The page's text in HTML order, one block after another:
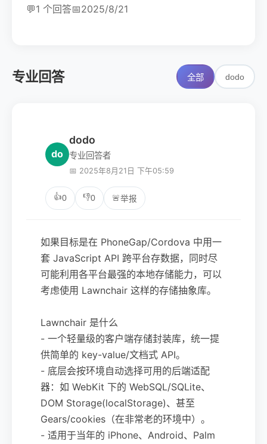
💬1 个回答📅2025/8/21
专业回答 全部 dodo
do
dodo
专业回答者
📅 2025年8月21日 下午05:59
👍0 👎0 🚨举报
如果目标是在 PhoneGap/Cordova 中用一
套 JavaScript API 跨平台存数据，同时尽
可能利用各平台最强的本地存储能力，可以
考虑使用 Lawnchair 这样的存储抽象库。
Lawnchair 是什么
- 一个轻量级的客户端存储封装库，统一提
供简单的 key-value/文档式 API。
- 底层会按环境自动选择可用的后端适配
器：如 WebKit 下的 WebSQL/SQLite、
DOM Storage(localStorage)、甚至
Gears/cookies（在非常老的环境中）。
- 适用于当年的 iPhone、Android、Palm